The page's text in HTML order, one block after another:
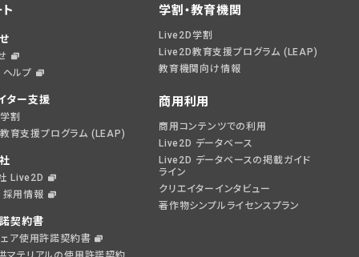
ルプ
ター支援
割
育支援プログラム (LEAP)
Live2D
用情報
契約書
ェア使用許諾契約書
学割・教育機関
Live2D学割
Live2D教育支援プログラム (LEAP)
教育機関向け情報
商用利用
商用コンテンツでの利用
Live2D データベース
Live2D データベースの掲載ガイド
ライン
クリエイターインタビュー
著作物シンプルライセンスプラン